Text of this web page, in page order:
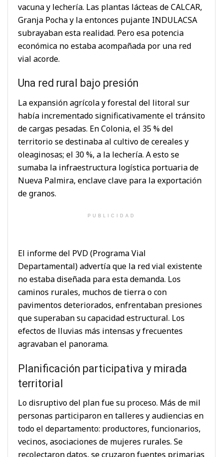
vacuna y lechería. Las plantas lácteas de CALCAR,
Granja Pocha y la entonces pujante INDULACSA
subrayaban esta realidad. Pero esa potencia
económica no estaba acompañada por una red
vial acorde.
Una red rural bajo presión
La expansión agrícola y forestal del litoral sur
había incrementado significativamente el tránsito
de cargas pesadas. En Colonia, el 35 % del
territorio se destinaba al cultivo de cereales y
oleaginosas; el 30 %, a la lechería. A esto se
sumaba la infraestructura logística portuaria de
Nueva Palmira, enclave clave para la exportación
de granos.
PUBLICIDAD
El informe del PVD (Programa Vial
Departamental) advertía que la red vial existente
no estaba diseñada para esta demanda. Los
caminos rurales, muchos de tierra o con
pavimentos deteriorados, enfrentaban presiones
que superaban su capacidad estructural. Los
efectos de lluvias más intensas y frecuentes
agravaban el panorama.
Planificación participativa y mirada
territorial
Lo disruptivo del plan fue su proceso. Más de mil
personas participaron en talleres y audiencias en
todo el departamento: productores, funcionarios,
vecinos, asociaciones de mujeres rurales. Se
recolectaron datos, se cruzaron fuentes primarias